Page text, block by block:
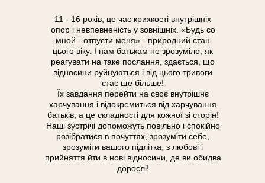
11 - 16 років, це час крихкості внутрішніх
опор і невпевненість у зовнішніх. «Будь со
мной - отпусти меня» - природний стан
цього віку. І нам батькам не зрозуміло, як
реагувати на таке послання, здається, що
відносини руйнуються і від цього тривоги
стає ще більше!
Їх завдання перейти на своє внутрішнє
харчування і відокремиться від харчування
батьків, а це складності для кожної зі сторін!
Наші зустрічі допоможуть повільно і спокійно
розібратися в почуттях, зрозуміти себе,
зрозуміти вашого підлітка, з любові і
прийняття йти в нові відносини, де ви обидва
дорослі!